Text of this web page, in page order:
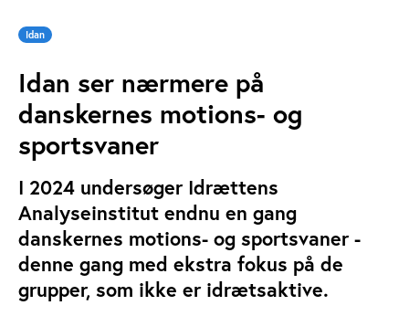
Idan
Idan ser nærmere på
danskernes motions- og
sportsvaner
I 2024 undersøger Idrættens
Analyseinstitut endnu en gang
danskernes motions- og sportsvaner -
denne gang med ekstra fokus på de
grupper, som ikke er idrætsaktive.